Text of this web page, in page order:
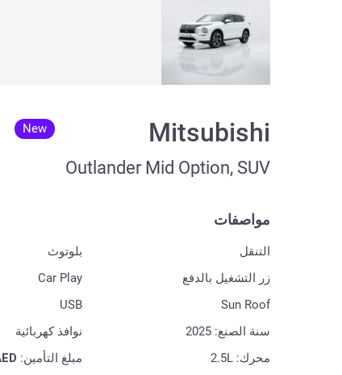
Mitsubishi
Outlander Mid Option, SUV
New
مواصفات
التنقل
زر التشغيل بالدفع
Sun Roof
سنة الصنع: 2025
محرك: 2.5L
بلوتوث
Car Play
USB
نوافذ كهربائية
مبلغ التأمين: